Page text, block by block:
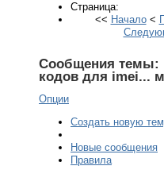
Страница:
<< Начало<
Сообщения темы:
кодов для imei...
Опции
Создать новую
Новые сообщения
Правила